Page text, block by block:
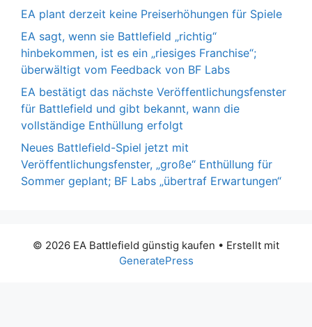
EA plant derzeit keine Preiserhöhungen für Spiele
EA sagt, wenn sie Battlefield „richtig“
hinbekommen, ist es ein „riesiges Franchise“;
überwältigt vom Feedback von BF Labs
EA bestätigt das nächste Veröffentlichungsfenster
für Battlefield und gibt bekannt, wann die
vollständige Enthüllung erfolgt
Neues Battlefield-Spiel jetzt mit
Veröffentlichungsfenster, „große“ Enthüllung für
Sommer geplant; BF Labs „übertraf Erwartungen“
© 2026 EA Battlefield günstig kaufen • Erstellt mit
GeneratePress